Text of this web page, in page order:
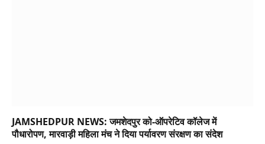
JAMSHEDPUR NEWS: जमशेदपुर को-ऑपरेटिव कॉलेज में
पौधारोपण, मारवाड़ी महिला मंच ने दिया पर्यावरण संरक्षण का संदेश